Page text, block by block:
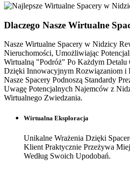
Dlaczego Nasze Wirtualne
Nasze Wirtualne Spacery w Nidzicy
Nieruchomości, Umożliwiając
Wirtualną "Podróż" Po Każdym Detalu
Dzięki Innowacyjnym Rozwiązaniom i
Nasze Spacery Podnoszą Standardy
Uwagę Potencjalnych Najemców z
Wirtualnego Zwiedzania.
Wirtualna Eksploracja
Unikalne Wrażenia Dzięki
Klient Praktycznie Przeżywa
Według Swoich Upodobań.